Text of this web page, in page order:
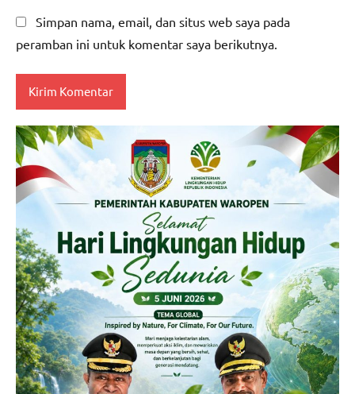
Simpan nama, email, dan situs web saya pada
peramban ini untuk komentar saya berikutnya.